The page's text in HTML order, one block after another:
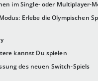
im Single- oder Multiplayer-
Erlebe die Olympischen
kannst Du spielen
des neuen Switch-Spiels